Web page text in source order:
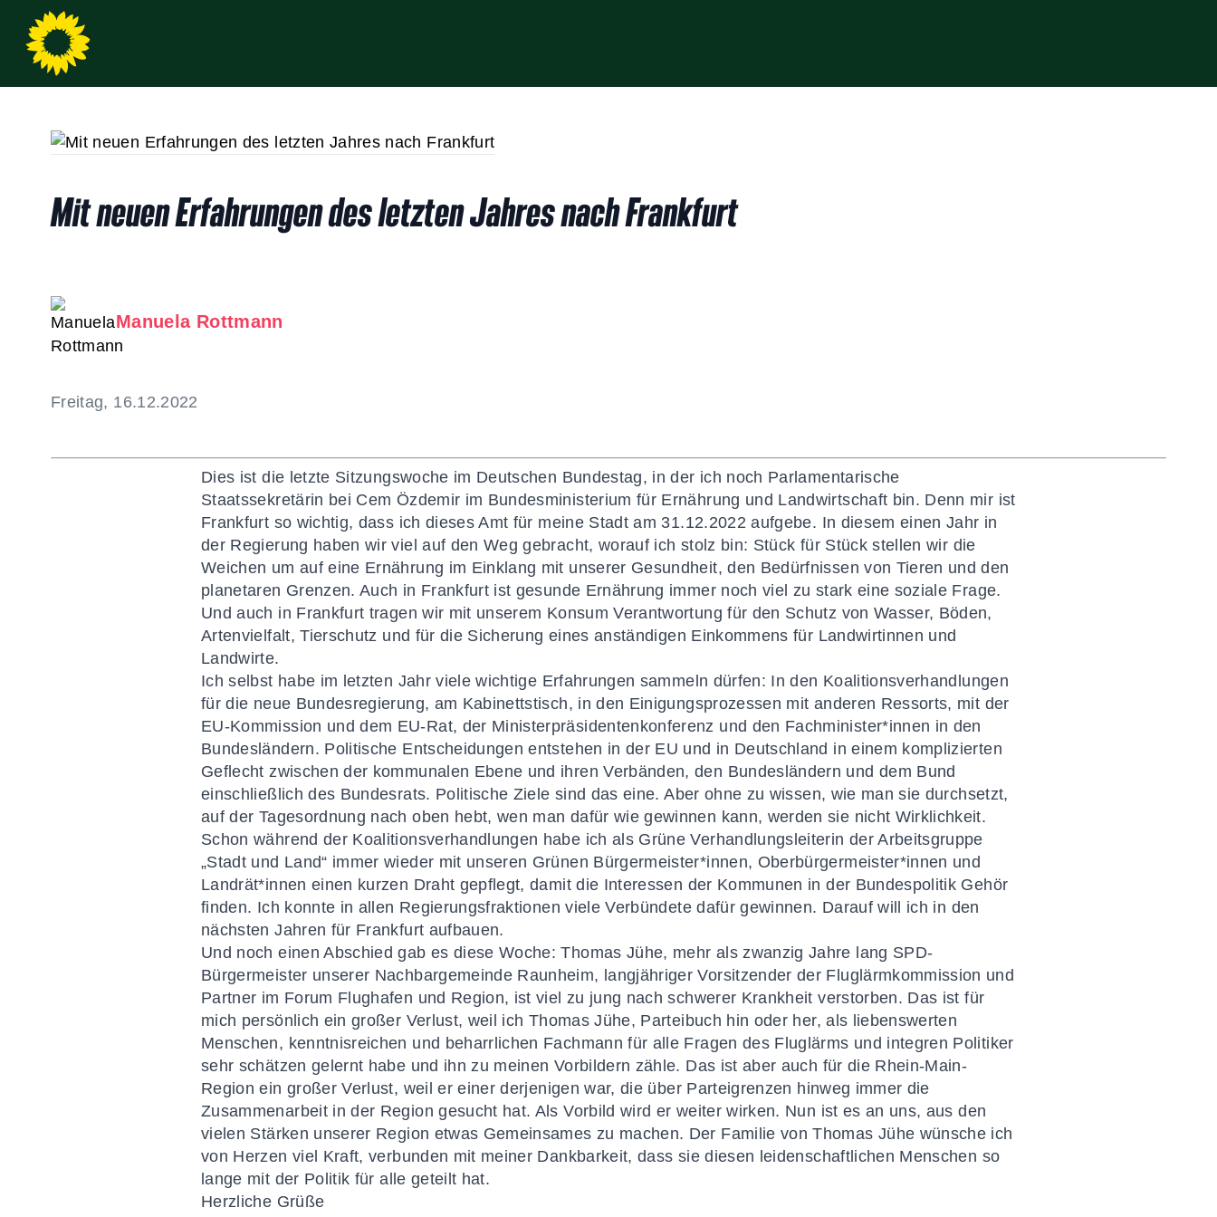
Mit neuen Erfahrungen des letzten Jahres nach Frankfurt
Manuela Rottmann
Freitag, 16.12.2022
Dies ist die letzte Sitzungswoche im Deutschen Bundestag, in der ich noch Parlamentarische
Staatssekretärin bei Cem Özdemir im Bundesministerium für Ernährung und Landwirtschaft bin. Denn mir ist
Frankfurt so wichtig, dass ich dieses Amt für meine Stadt am 31.12.2022 aufgebe. In diesem einen Jahr in
der Regierung haben wir viel auf den Weg gebracht, worauf ich stolz bin: Stück für Stück stellen wir die
Weichen um auf eine Ernährung im Einklang mit unserer Gesundheit, den Bedürfnissen von Tieren und den
planetaren Grenzen. Auch in Frankfurt ist gesunde Ernährung immer noch viel zu stark eine soziale Frage.
Und auch in Frankfurt tragen wir mit unserem Konsum Verantwortung für den Schutz von Wasser, Böden,
Artenvielfalt, Tierschutz und für die Sicherung eines anständigen Einkommens für Landwirtinnen und
Landwirte.
Ich selbst habe im letzten Jahr viele wichtige Erfahrungen sammeln dürfen: In den Koalitionsverhandlungen
für die neue Bundesregierung, am Kabinettstisch, in den Einigungsprozessen mit anderen Ressorts, mit der
EU-Kommission und dem EU-Rat, der Ministerpräsidentenkonferenz und den Fachminister*innen in den
Bundesländern. Politische Entscheidungen entstehen in der EU und in Deutschland in einem komplizierten
Geflecht zwischen der kommunalen Ebene und ihren Verbänden, den Bundesländern und dem Bund
einschließlich des Bundesrats. Politische Ziele sind das eine. Aber ohne zu wissen, wie man sie durchsetzt,
auf der Tagesordnung nach oben hebt, wen man dafür wie gewinnen kann, werden sie nicht Wirklichkeit.
Schon während der Koalitionsverhandlungen habe ich als Grüne Verhandlungsleiterin der Arbeitsgruppe
„Stadt und Land“ immer wieder mit unseren Grünen Bürgermeister*innen, Oberbürgermeister*innen und
Landrät*innen einen kurzen Draht gepflegt, damit die Interessen der Kommunen in der Bundespolitik Gehör
finden. Ich konnte in allen Regierungsfraktionen viele Verbündete dafür gewinnen. Darauf will ich in den
nächsten Jahren für Frankfurt aufbauen.
Und noch einen Abschied gab es diese Woche: Thomas Jühe, mehr als zwanzig Jahre lang SPD-
Bürgermeister unserer Nachbargemeinde Raunheim, langjähriger Vorsitzender der Fluglärmkommission und
Partner im Forum Flughafen und Region, ist viel zu jung nach schwerer Krankheit verstorben. Das ist für
mich persönlich ein großer Verlust, weil ich Thomas Jühe, Parteibuch hin oder her, als liebenswerten
Menschen, kenntnisreichen und beharrlichen Fachmann für alle Fragen des Fluglärms und integren Politiker
sehr schätzen gelernt habe und ihn zu meinen Vorbildern zähle. Das ist aber auch für die Rhein-Main-
Region ein großer Verlust, weil er einer derjenigen war, die über Parteigrenzen hinweg immer die
Zusammenarbeit in der Region gesucht hat. Als Vorbild wird er weiter wirken. Nun ist es an uns, aus den
vielen Stärken unserer Region etwas Gemeinsames zu machen. Der Familie von Thomas Jühe wünsche ich
von Herzen viel Kraft, verbunden mit meiner Dankbarkeit, dass sie diesen leidenschaftlichen Menschen so
lange mit der Politik für alle geteilt hat.
Herzliche Grüße